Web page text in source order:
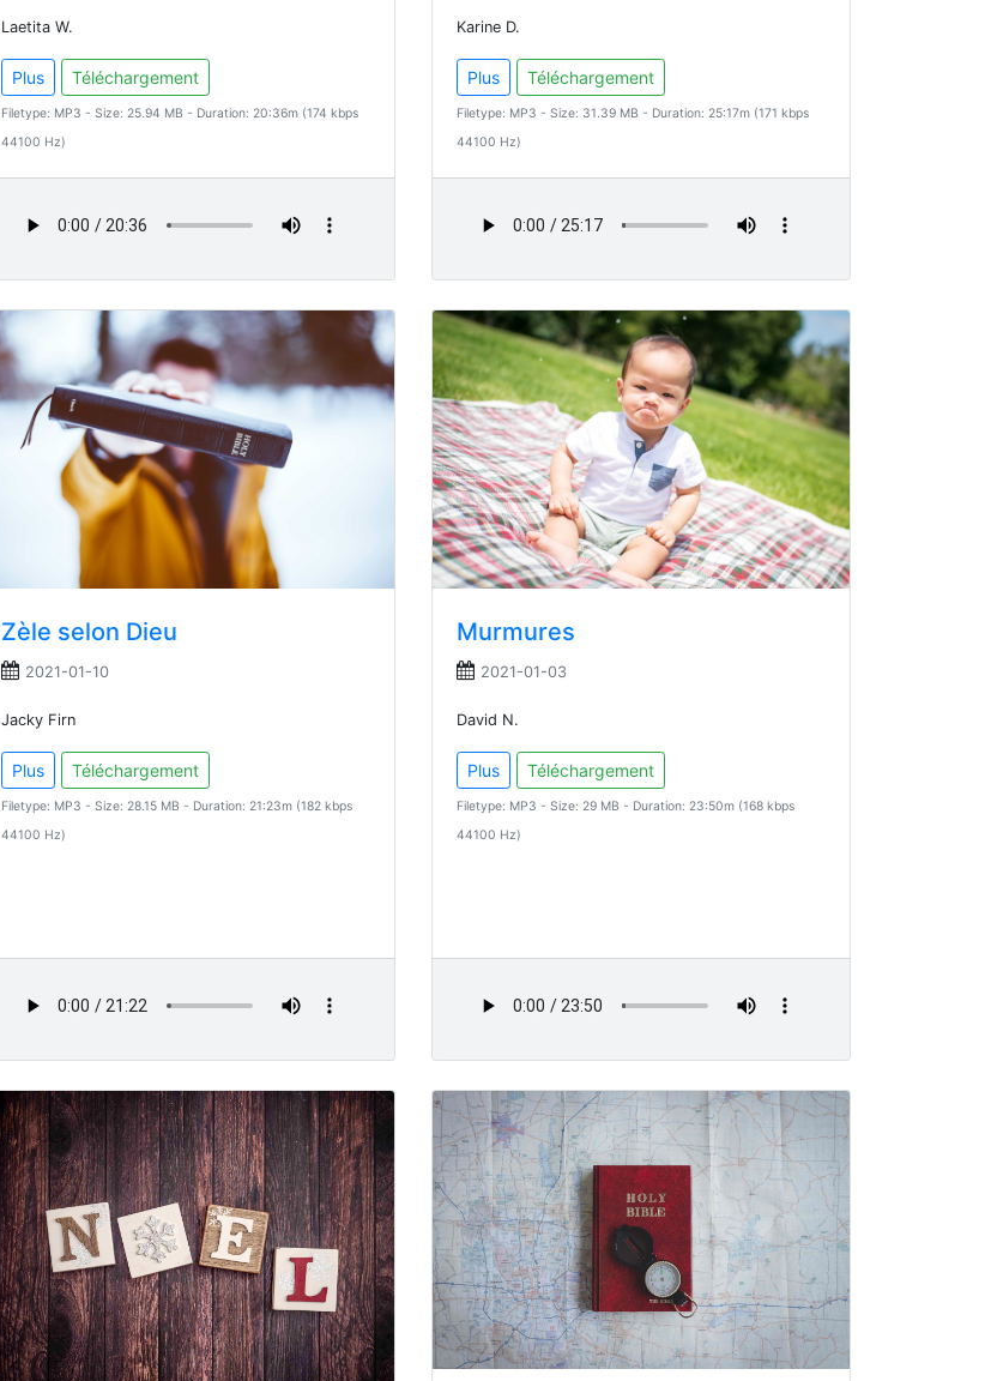
Laetita W.
Plus Téléchargement
Filetype: MP3 - Size: 25.94 MB - Duration: 20:36m (174 kbps
44100 Hz)
Karine D.
Plus Téléchargement
Filetype: MP3 - Size: 31.39 MB - Duration: 25:17m (171 kbps
44100 Hz)
Zèle selon Dieu
2021-01-10
Jacky Firn
Plus Téléchargement
Filetype: MP3 - Size: 28.15 MB - Duration: 21:23m (182 kbps
44100 Hz)
Murmures
2021-01-03
David N.
Plus Téléchargement
Filetype: MP3 - Size: 29 MB - Duration: 23:50m (168 kbps
44100 Hz)